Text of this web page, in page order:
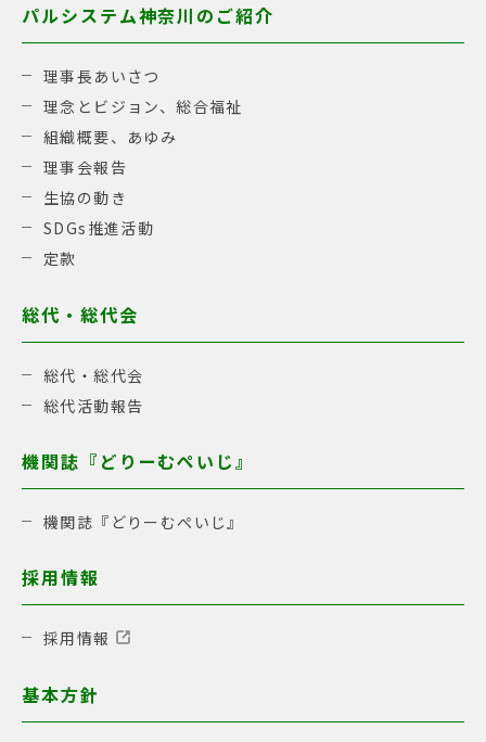
パルシステム神奈川のご紹介
理事長あいさつ
理念とビジョン、総合福祉
組織概要、あゆみ
理事会報告
生協の動き
SDGs推進活動
定款
総代・総代会
総代・総代会
総代活動報告
機関誌『どりーむぺいじ』
機関誌『どりーむぺいじ』
採用情報
採用情報
基本方針